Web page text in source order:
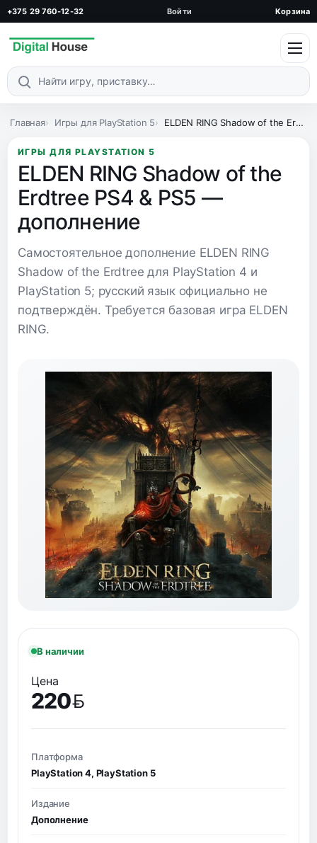
+375 29 760-12-32 Войти Корзина
Поиск по каталогу
Главная Игры для PlayStation 5 ELDEN RING Shadow of the Erdtree PS4 & PS5 — дополнение
ИГРЫ ДЛЯ PLAYSTATION 5
ELDEN RING Shadow of the
Erdtree PS4 & PS5 —
дополнение
Самостоятельное дополнение ELDEN RING
Shadow of the Erdtree для PlayStation 4 и
PlayStation 5; русский язык официально не
подтверждён. Требуется базовая игра ELDEN
RING.
В наличии
Цена
220
BYN
Платформа
PlayStation 4, PlayStation 5
Издание
Дополнение